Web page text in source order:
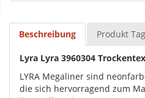
Beschreibung Produkt
Lyra Lyra 3960304
LYRA Megaliner sind
die sich hervorragend zum